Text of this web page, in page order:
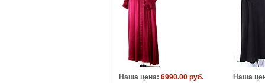
Наша цена: 6990.00 руб. Наша